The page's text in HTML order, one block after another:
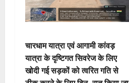
चारधाम यात्रा एवं आगामी कांवड़
यात्रा के दृष्टिगत सिवरेज के लिए
खोदी गई सड़कों को त्वरित गति से